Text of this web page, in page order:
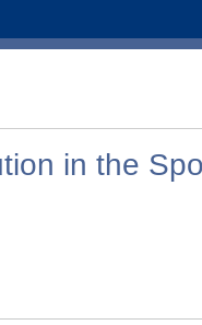
in the